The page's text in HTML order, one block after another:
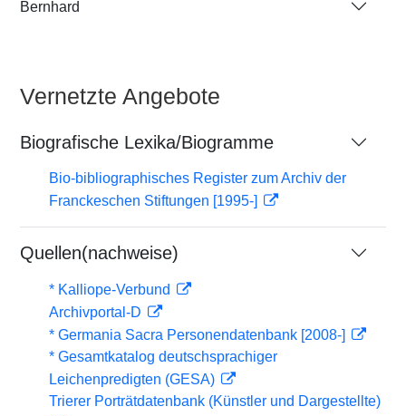
Bernhard
Vernetzte Angebote
Biografische Lexika/Biogramme
Bio-bibliographisches Register zum Archiv der
Franckeschen Stiftungen [1995-]
Quellen(nachweise)
* Kalliope-Verbund
Archivportal-D
* Germania Sacra Personendatenbank [2008-]
* Gesamtkatalog deutschsprachiger
Leichenpredigten (GESA)
Trierer Porträtdatenbank (Künstler und Dargestellte)